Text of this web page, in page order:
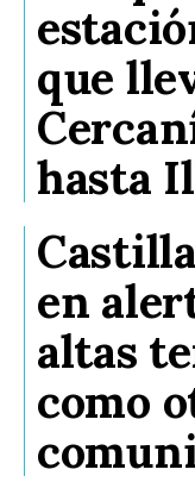
que
hasta
en
altas
como